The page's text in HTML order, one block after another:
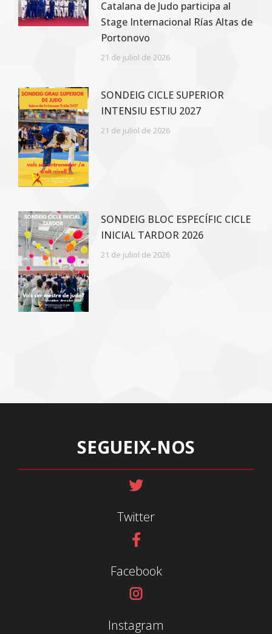
Catalana de Judo participa al
Stage Internacional Rías Altas de
Portonovo
21 de juliol de 2026
SONDEIG CICLE SUPERIOR
INTENSIU ESTIU 2027
21 de juliol de 2026
SONDEIG BLOC ESPECÍFIC CICLE
INICIAL TARDOR 2026
21 de juliol de 2026
SEGUEIX-NOS
Twitter
Facebook
Instagram